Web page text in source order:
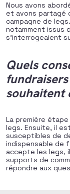
Nous avons
et avons partagé
campagne de
notamment issus
s’interrogeaient
Quels
souhaitent
La première
legs. Ensuite, il
susceptibles de
indispensable de
accepte les legs,
supports de
répondre aux